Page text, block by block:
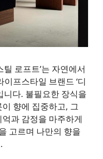
로프트’는 자연에서
프스타일 브랜드 ‘디
니다. 불필요한 장식을
향에 집중하고, 그
과 감정을 마주하게
고르며 나만의 향을